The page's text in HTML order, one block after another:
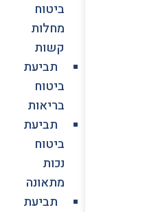
ביטוח
מחלות
קשות
תביעת
ביטוח
בריאות
תביעת
ביטוח
נכות
מתאונה
תביעת